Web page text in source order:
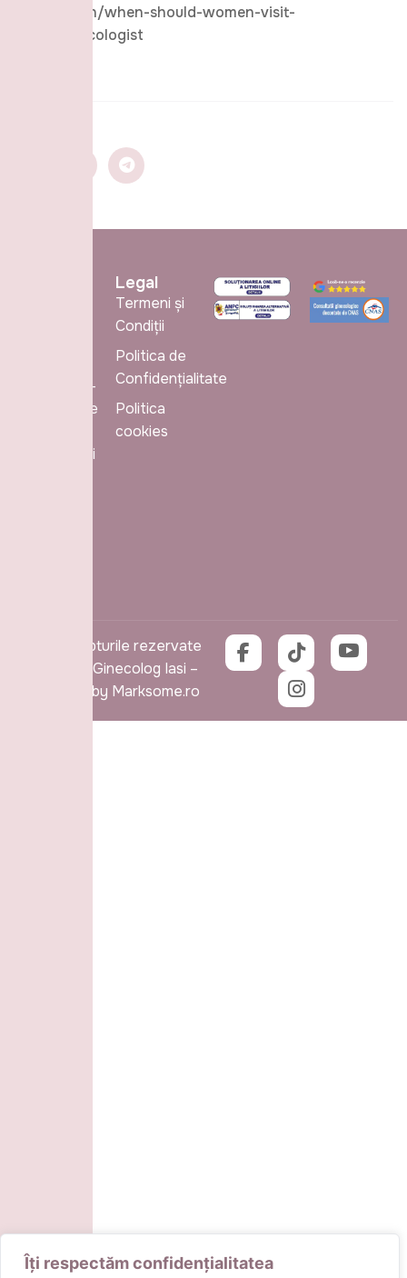
Îți respectăm confidențialitatea
health/when-should-women-visit-
gynecologist
Obstetrică-
Ginecologie
Maternităţii
Legal
Termeni și
Condiții
Politica de
Confidențialitate
Politica
cookies
Toate drepturile rezervate
© 2026 – Ginecolog Iasi –
Dr. Mihoci by Marksome.ro